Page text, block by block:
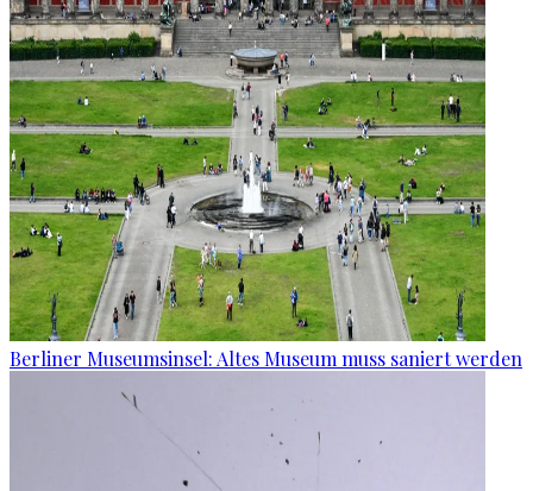
Berliner Museumsinsel: Altes Museum muss saniert werden